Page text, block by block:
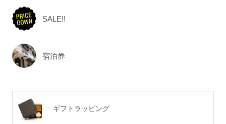
SALE!!
宿泊券
ギフトラッピング